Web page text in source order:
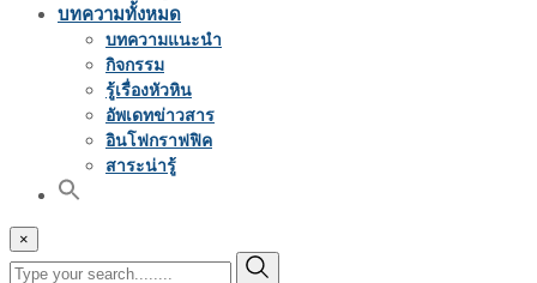
บทความทั้งหมด
บทความแนะนำ
กิจกรรม
รู้เรื่องหัวหิน
อัพเดทข่าวสาร
อินโฟกราฟฟิค
สาระน่ารู้
×